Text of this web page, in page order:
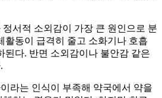
서적 소외감이 가장 큰 원인으로 분
활동이 급격히 줄고 소화기나 호흡
된다. 반면 소외감이나 불안감 같은
라는 인식이 부족해 약국에서 약을